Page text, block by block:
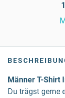
Männer T-Shirt
Du trägst gerne